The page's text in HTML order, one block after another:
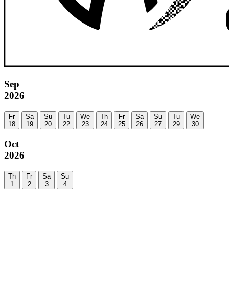
Sep
2026
Fr
18
Sa
19
Su
20
Tu
22
We
23
Th
24
Fr
25
Sa
26
Su
27
Tu
29
We
30
Oct
2026
Th
1
Fr
2
Sa
3
Su
4